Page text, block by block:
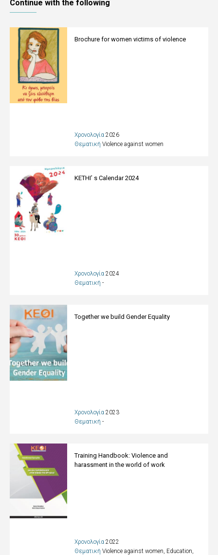
Continue with the following
Brochure for women victims of violence
Χρονολογία2026
ΘεματικήViolence against women
KETHI’ s Calendar 2024
Χρονολογία2024
Θεματική-
Together we build Gender Equality
Χρονολογία2023
Θεματική-
Training Handbook: Violence and
harassment in the world of work
Χρονολογία2022
ΘεματικήViolence against women Education,